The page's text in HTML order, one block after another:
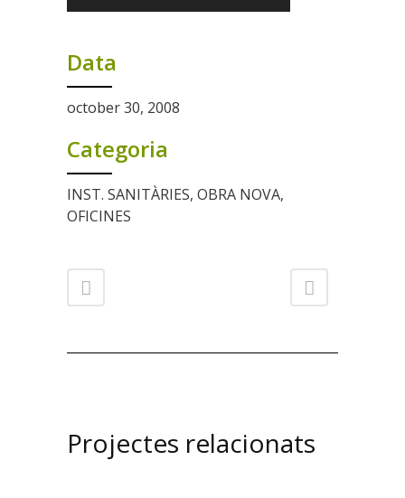
Data
october 30, 2008
Categoria
INST. SANITÀRIES, OBRA NOVA,
OFICINES
Projectes relacionats